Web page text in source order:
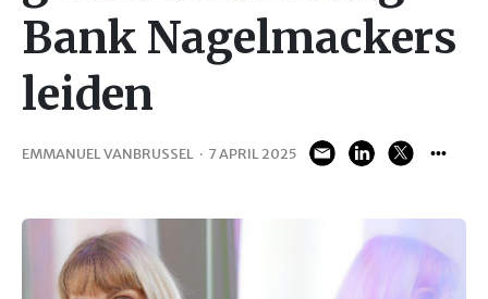
Bank Nagelmackers
leiden
EMMANUEL VANBRUSSEL · 7 APRIL 2025